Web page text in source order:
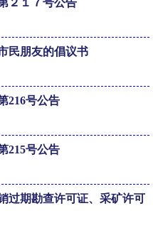
２１７号公告
民朋友的倡议书
216号公告
215号公告
过期勘查许可证、采矿许可